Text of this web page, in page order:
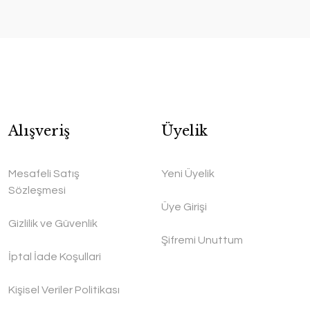
Alışveriş
Mesafeli Satış
Sözleşmesi
Gizlilik ve Güvenlik
İptal İade Koşullari
Kişisel Veriler Politikası
Üyelik
Yeni Üyelik
Üye Girişi
Şifremi Unuttum